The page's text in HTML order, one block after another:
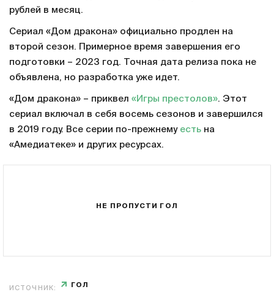
рублей в месяц.
Сериал «Дом дракона» официально продлен на
второй сезон. Примерное время завершения его
подготовки – 2023 год. Точная дата релиза пока не
объявлена, но разработка уже идет.
«Дом дракона» – приквел «Игры престолов». Этот
сериал включал в себя восемь сезонов и завершился
в 2019 году. Все серии по-прежнему есть на
«Амедиатеке» и других ресурсах.
НЕ ПРОПУСТИ ГОЛ
ИСТОЧНИК: ГОЛ